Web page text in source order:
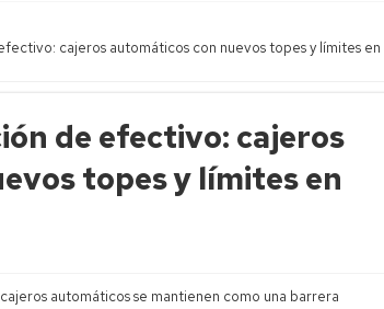
cajeros automáticos con nuevos topes y límites en
de efectivo: cajeros
topes y límites en
automáticos se mantienen como una barrera